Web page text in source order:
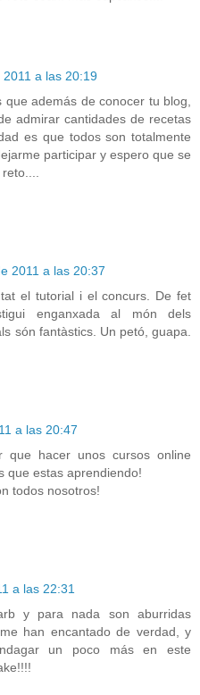
a las 20:19
además de conocer tu blog,
admirar cantidades de recetas
es que todos son totalmente
participar y espero que se
2011 a las 20:37
el tutorial i el concurs. De fet
enganxada al món dels
són fantàstics. Un petó, guapa.
a las 20:47
hacer unos cursos online
que estas aprendiendo!
todos nosotros!
a las 22:31
y para nada son aburridas
han encantado de verdad, y
un poco más en este